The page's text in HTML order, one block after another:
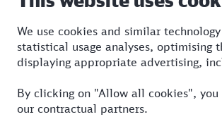
09:25
Mannheim Hbf
07:25
1:02 1